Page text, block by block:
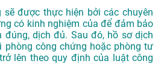
sẽ được thực hiện bởi các chuyên
có kinh nghiệm của để đảm bảo
dịch đủ. Sau đó, hồ sơ dịch
phòng công chứng hoặc phòng tư
lên theo quy định của luật công